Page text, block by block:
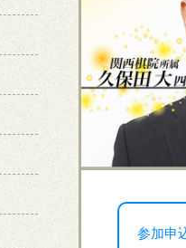
参加申